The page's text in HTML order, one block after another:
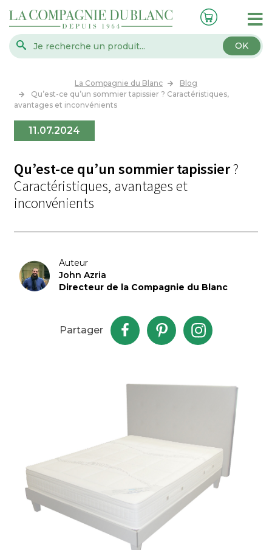
OK
La Compagnie du Blanc
Blog
Qu’est-ce qu’un sommier tapissier ? Caractéristiques,
avantages et inconvénients
11.07.2024
Qu’est-ce qu’un sommier tapissier?
Caractéristiques, avantages et
inconvénients
Auteur
John Azria
Directeur de la Compagnie du Blanc
Partager